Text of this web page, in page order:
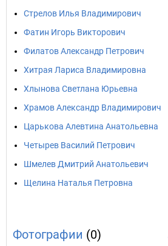
Стрелов Илья Владимирович
Фатин Игорь Викторович
Филатов Александр Петрович
Хитрая Лариса Владимировна
Хлынова Светлана Юрьевна
Храмов Александр Владимирович
Царькова Алевтина Анатольевна
Четырев Василий Петрович
Шмелев Дмитрий Анатольевич
Щелина Наталья Петровна
Фотографии (0)